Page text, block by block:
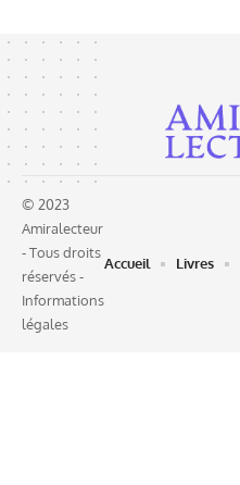
© 2023
Amiralecteur
- Tous droits
réservés -
Informations
légales
Accueil Livres